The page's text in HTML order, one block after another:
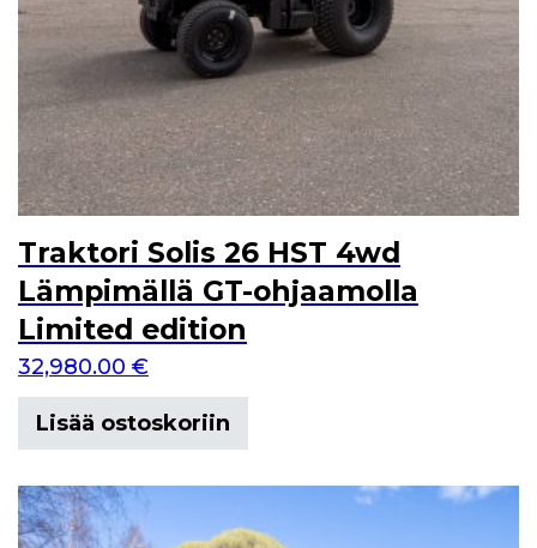
Traktori Solis 26 HST 4wd
Lämpimällä GT-ohjaamolla
Limited edition
32,980.00 €
Lisää ostoskoriin